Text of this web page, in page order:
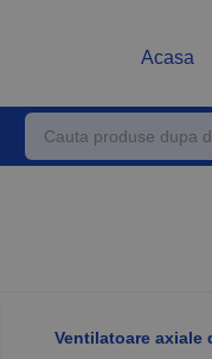
Acasa
Ventilatoare axiale